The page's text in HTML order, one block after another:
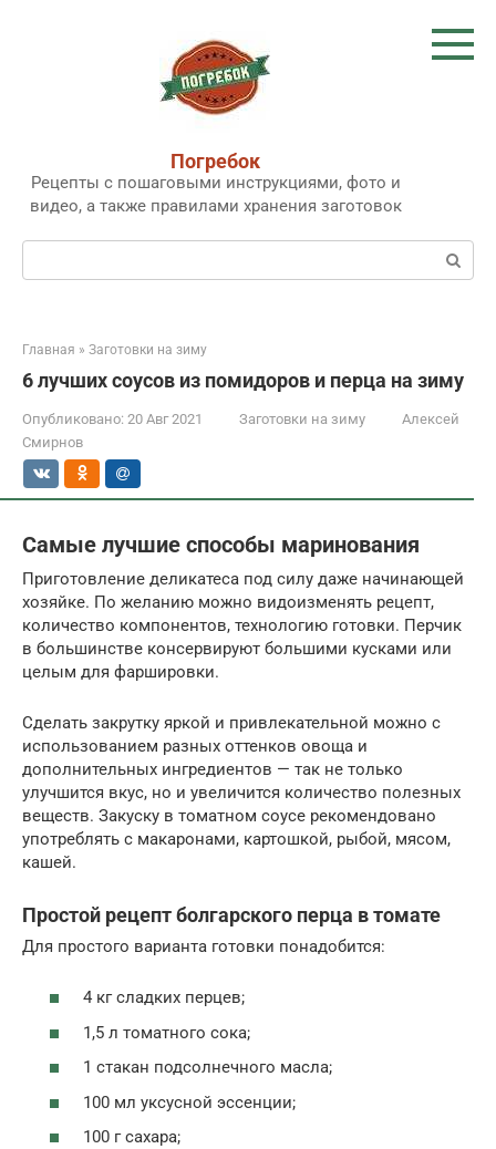
Погребок
Рецепты с пошаговыми инструкциями, фото и
видео, а также правилами хранения заготовок
Поиск:
Главная » Заготовки на зиму
6 лучших соусов из помидоров и перца на зиму
Опубликовано: 20 Авг 2021 Заготовки на зиму
Алексей
Смирнов
Самые лучшие способы маринования
Приготовление деликатеса под силу даже начинающей
хозяйке. По желанию можно видоизменять рецепт,
количество компонентов, технологию готовки. Перчик
в большинстве консервируют большими кусками или
целым для фаршировки.
Сделать закрутку яркой и привлекательной можно с
использованием разных оттенков овоща и
дополнительных ингредиентов — так не только
улучшится вкус, но и увеличится количество полезных
веществ. Закуску в томатном соусе рекомендовано
употреблять с макаронами, картошкой, рыбой, мясом,
кашей.
Простой рецепт болгарского перца в томате
Для простого варианта готовки понадобится:
4 кг сладких перцев;
1,5 л томатного сока;
1 стакан подсолнечного масла;
100 мл уксусной эссенции;
100 г сахара;